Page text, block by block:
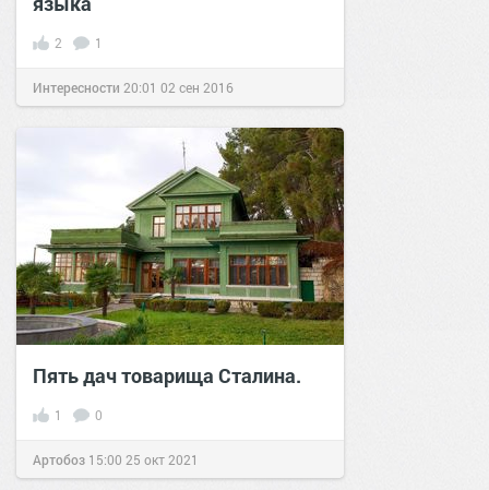
2 1
Интересности 20:01 02 сен 2016
Пять дач товарища Сталина.
1 0
Артобоз 15:00 25 окт 2021